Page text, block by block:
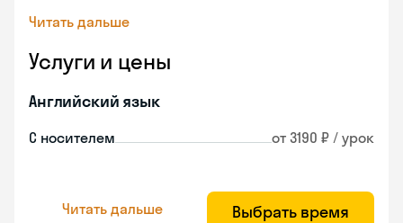
Читать дальше
Услуги и цены
Английский язык
С носителем от 3190 ₽ / урок
Читать дальше Выбрать время